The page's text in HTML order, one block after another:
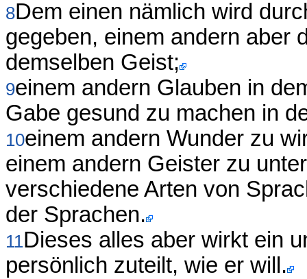
8Dem einen nämlich wird
gegeben, einem andern aber
demselben Geist;
9einem andern Glauben in
Gabe gesund zu machen in
10einem andern Wunder zu
einem andern Geister zu
verschiedene Arten von
der Sprachen.
11Dieses alles aber wirkt ein
persönlich zuteilt, wie er will.